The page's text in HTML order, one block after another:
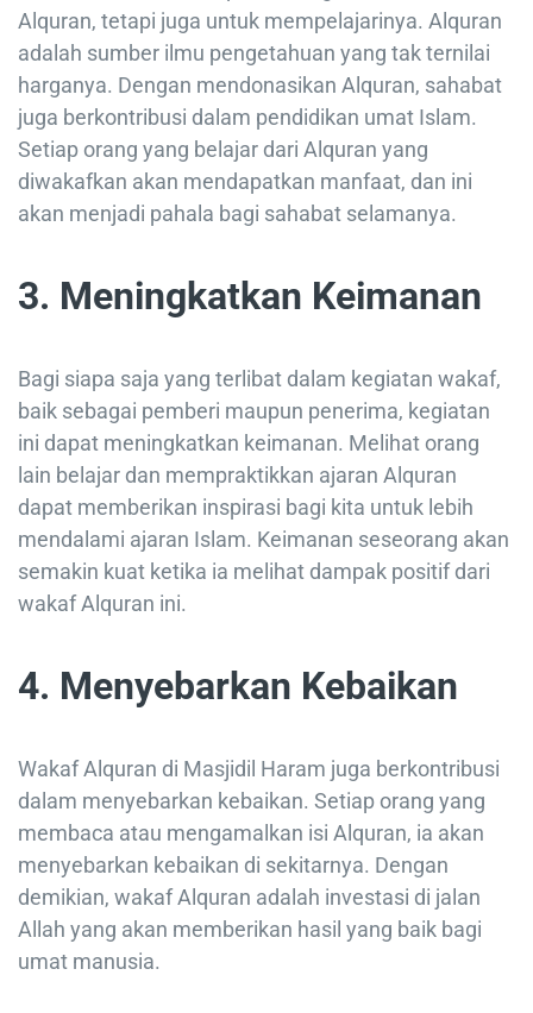
Alquran, tetapi juga untuk mempelajarinya. Alquran
adalah sumber ilmu pengetahuan yang tak ternilai
harganya. Dengan mendonasikan Alquran, sahabat
juga berkontribusi dalam pendidikan umat Islam.
Setiap orang yang belajar dari Alquran yang
diwakafkan akan mendapatkan manfaat, dan ini
akan menjadi pahala bagi sahabat selamanya.
3. Meningkatkan Keimanan
Bagi siapa saja yang terlibat dalam kegiatan wakaf,
baik sebagai pemberi maupun penerima, kegiatan
ini dapat meningkatkan keimanan. Melihat orang
lain belajar dan mempraktikkan ajaran Alquran
dapat memberikan inspirasi bagi kita untuk lebih
mendalami ajaran Islam. Keimanan seseorang akan
semakin kuat ketika ia melihat dampak positif dari
wakaf Alquran ini.
4. Menyebarkan Kebaikan
Wakaf Alquran di Masjidil Haram juga berkontribusi
dalam menyebarkan kebaikan. Setiap orang yang
membaca atau mengamalkan isi Alquran, ia akan
menyebarkan kebaikan di sekitarnya. Dengan
demikian, wakaf Alquran adalah investasi di jalan
Allah yang akan memberikan hasil yang baik bagi
umat manusia.